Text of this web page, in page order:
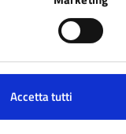
Accetta tutti